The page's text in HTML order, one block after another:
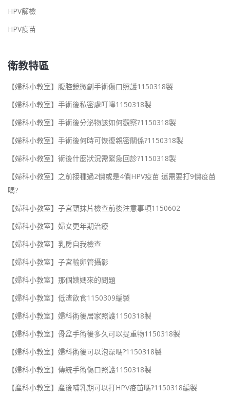
HPV篩檢
HPV疫苗
衛教特區
【婦科小教室】腹腔鏡微創手術傷口照護1150318製
【婦科小教室】手術後私密處叮嚀1150318製
【婦科小教室】手術後分泌物該如何觀察?1150318製
【婦科小教室】手術後何時可恢復親密關係?1150318製
【婦科小教室】術後什麼狀況需緊急回診?1150318製
【婦科小教室】之前接種過2價或是4價HPV疫苗 還需要打9價疫苗
嗎?
【婦科小教室】子宮頸抹片檢查前後注意事項1150602
【婦科小教室】婦女更年期治療
【婦科小教室】乳房自我檢查
【婦科小教室】子宮輸卵管攝影
【婦科小教室】那個姨媽來的問題
【婦科小教室】低渣飲食1150309編製
【婦科小教室】婦科術後居家照護1150318製
【婦科小教室】骨盆手術後多久可以提重物1150318製
【婦科小教室】婦科術後可以泡澡嗎?1150318製
【婦科小教室】傳統手術傷口照護1150318製
【產科小教室】產後哺乳期可以打HPV疫苗嗎?1150318編製